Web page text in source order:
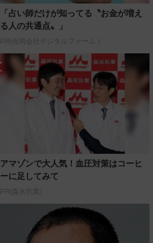
「占い師だけが知ってる〝お金が増え
る人の共通点〟」
PR(合同会社デジタルファーム )
アマゾンで大人気！血圧対策はコーヒ
ーに足してみて
PR(森永乳業)